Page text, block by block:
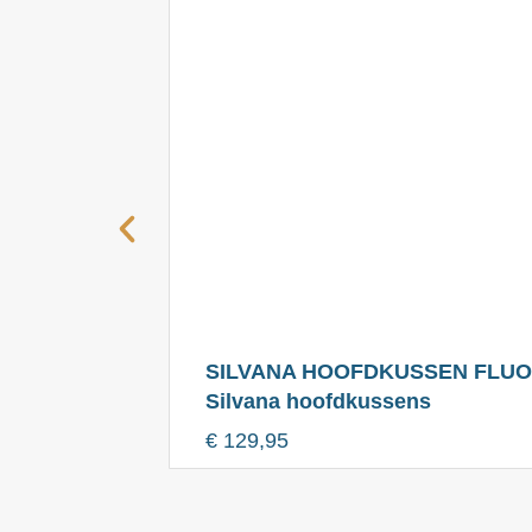
SILVANA HOOFDKUSSEN
Silvana hoofdkussens
€ 129,95